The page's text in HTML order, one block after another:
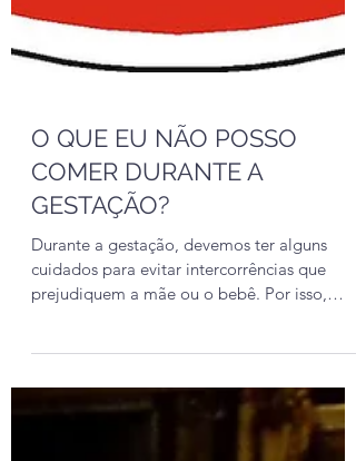
O QUE EU NÃO POSSO
COMER DURANTE A
GESTAÇÃO?
Durante a gestação, devemos ter alguns